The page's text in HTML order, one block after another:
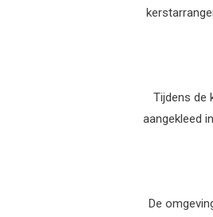
Tijdens de
aangekleed
De